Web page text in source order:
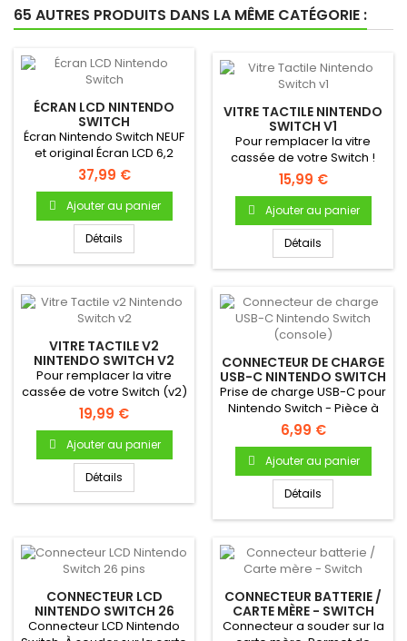
65 AUTRES PRODUITS DANS LA MÊME CATÉGORIE :
ÉCRAN LCD NINTENDO
SWITCH
Écran Nintendo Switch NEUF
et original Écran LCD 6,2
pouces Neuf &...
37,99 €
Ajouter au panier
Détails
VITRE TACTILE NINTENDO
SWITCH V1
Pour remplacer la vitre
cassée de votre Switch !
Tactile de remplacement
NEUF...
15,99 €
Ajouter au panier
Détails
VITRE TACTILE V2
NINTENDO SWITCH V2
Pour remplacer la vitre
cassée de votre Switch (v2)
! Tactile de remplacement...
19,99 €
Ajouter au panier
Détails
CONNECTEUR DE CHARGE
USB-C NINTENDO SWITCH
(CONSOLE)
Prise de charge USB-C pour
Nintendo Switch - Pièce à
souder sur la carte mère...
6,99 €
Ajouter au panier
Détails
CONNECTEUR LCD
NINTENDO SWITCH 26
PINS
Connecteur LCD Nintendo
CONNECTEUR BATTERIE /
CARTE MÈRE - SWITCH
Connecteur a souder sur la